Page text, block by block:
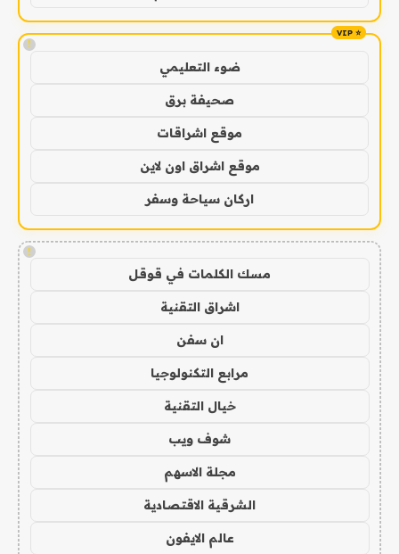
!
ضوء التعليمي
صحيفة برق
موقع اشراقات
موقع اشراق اون لاين
اركان سياحة وسفر
!
مسك الكلمات في قوقل
اشراق التقنية
ان سفن
مرابع التكنولوجيا
خيال التقنية
شوف ويب
مجلة الاسهم
الشرقية الاقتصادية
عالم الايفون